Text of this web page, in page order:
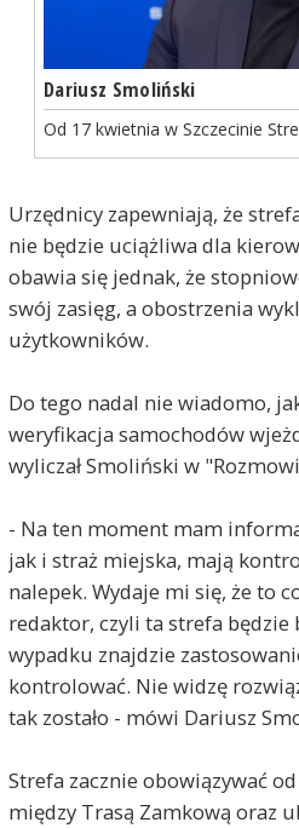
Dariusz Smoliński
Od 17 kwietnia w Szczecinie
Urzędnicy zapewniają, że
nie będzie uciążliwa dla
obawia się jednak, że
swój zasięg, a obostrzenia
użytkowników.
Do tego nadal nie wiadomo,
weryfikacja samochodów
wyliczał Smoliński w
- Na ten moment mam
jak i straż miejska, mają
nalepek. Wydaje mi się, że to
redaktor, czyli ta strefa będzie
wypadku znajdzie
kontrolować. Nie widzę
tak zostało - mówi Dariusz
Strefa zacznie obowiązywać
między Trasą Zamkową oraz